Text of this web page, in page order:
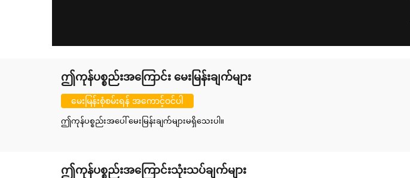
ဤကုန်ပစ္စည်းအကြောင်း မေးမြန်းချက်များ
မေးမြန်းစုံစမ်းရန် အကောင့်ဝင်ပါ
ဤကုန်ပစ္စည်းအပေါ် မေးမြန်းချက်များမရှိသေးပါ။
ဤကုန်ပစ္စည်းအကြောင်းသုံးသပ်ချက်များ